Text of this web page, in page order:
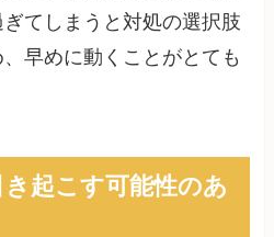
てしまうと対処の選択肢
早めに動くことがとても
起こす可能性のあ